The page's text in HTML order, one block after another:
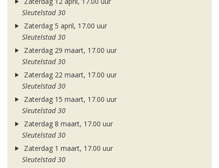
Sleutelstad 30
Zaterdag 5 april, 17.00 uur
Sleutelstad 30
Zaterdag 29 maart, 17.00 uur
Sleutelstad 30
Zaterdag 22 maart, 17.00 uur
Sleutelstad 30
Zaterdag 15 maart, 17.00 uur
Sleutelstad 30
Zaterdag 8 maart, 17.00 uur
Sleutelstad 30
Zaterdag 1 maart, 17.00 uur
Sleutelstad 30